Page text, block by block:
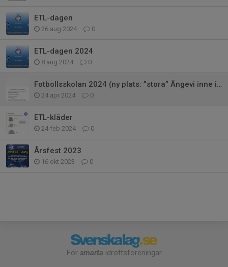
ETL-dagen
26 aug 2024 0
ETL-dagen 2024
8 aug 2024 0
Fotbollsskolan 2024 (ny plats: ”stora” Ängevi inne i samhället)
24 apr 2024 0
ETL-kläder
24 feb 2024 0
Årsfest 2023
16 okt 2023 0
För smarta idrottsföreningar